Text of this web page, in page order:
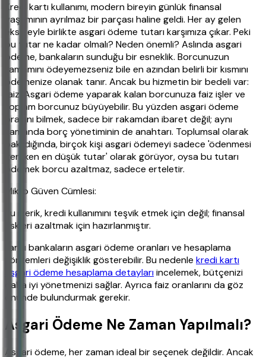
Kredi kartı kullanımı, modern bireyin günlük finansal
yaşamının ayrılmaz bir parçası haline geldi. Her ay gelen
ekstreyle birlikte asgari ödeme tutarı karşımıza çıkar. Peki
bu tutar ne kadar olmalı? Neden önemli? Aslında asgari
ödeme, bankaların sunduğu bir esneklik. Borcunuzun
tamamını ödeyemezseniz bile en azından belirli bir kısmını
ödemenize olanak tanır. Ancak bu hizmetin bir bedeli var:
faiz. Asgari ödeme yaparak kalan borcunuza faiz işler ve
toplam borcunuz büyüyebilir. Bu yüzden asgari ödeme
oranını bilmek, sadece bir rakamdan ibaret değil; aynı
zamanda borç yönetiminin de anahtarı. Toplumsal olarak
bakıldığında, birçok kişi asgari ödemeyi sadece 'ödenmesi
gereken en düşük tutar' olarak görüyor, oysa bu tutarı
ödemek borcu azaltmaz, sadece erteletir.
Mikro Güven Cümlesi:
Bu içerik, kredi kullanımını teşvik etmek için değil; finansal
riskleri azaltmak için hazırlanmıştır.
Farklı bankaların asgari ödeme oranları ve hesaplama
yöntemleri değişiklik gösterebilir. Bu nedenle kredi kartı
asgari ödeme hesaplama detaylarıincelemek, bütçenizi
daha iyi yönetmenizi sağlar. Ayrıca faiz oranlarını da göz
önünde bulundurmak gerekir.
Asgari Ödeme Ne Zaman Yapılmalı?
Asgari ödeme, her zaman ideal bir seçenek değildir. Ancak